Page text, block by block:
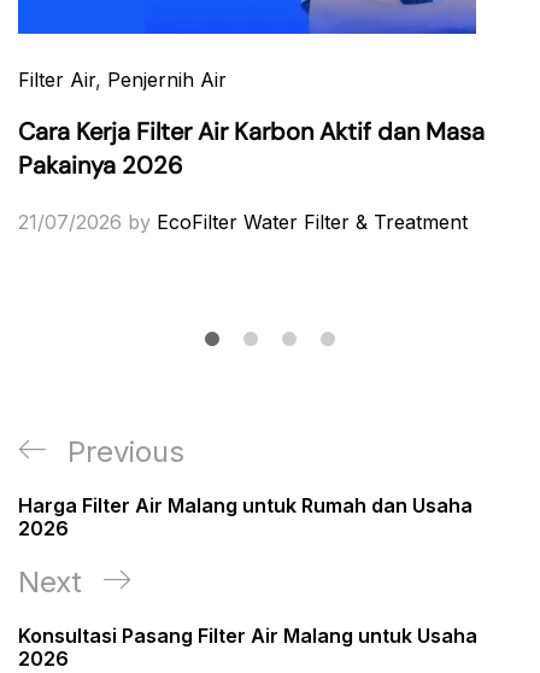
Filter Air, Penjernih Air
Cara Kerja Filter Air Karbon Aktif dan Masa
Pakainya 2026
21/07/2026 by EcoFilter Water Filter & Treatment
Post
Previous
Post
Previous
Harga Filter Air Malang untuk Rumah dan Usaha
2026
Next
Post
Next
Konsultasi Pasang Filter Air Malang untuk Usaha
2026